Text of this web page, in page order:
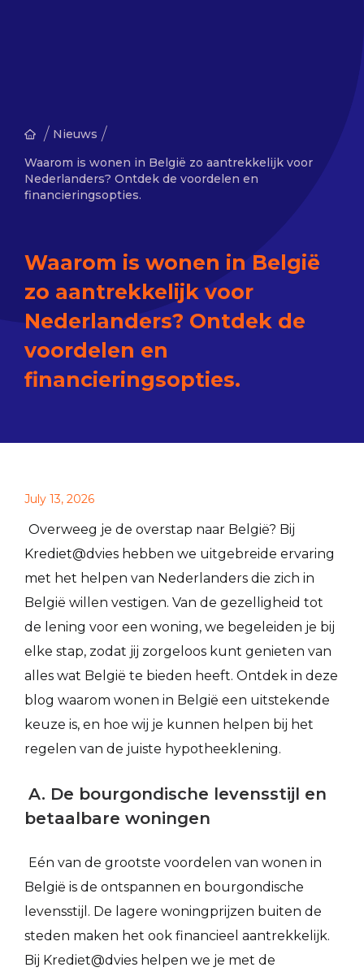
/ Nieuws /
Waarom is wonen in België zo aantrekkelijk voor
Nederlanders? Ontdek de voordelen en
financieringsopties.
Waarom is wonen in België
zo aantrekkelijk voor
Nederlanders? Ontdek de
voordelen en
financieringsopties.
July 13, 2026
Overweeg je de overstap naar België? Bij
Krediet@dvies hebben we uitgebreide ervaring
met het helpen van Nederlanders die zich in
België willen vestigen. Van de gezelligheid tot
de lening voor een woning, we begeleiden je bij
elke stap, zodat jij zorgeloos kunt genieten van
alles wat België te bieden heeft. Ontdek in deze
blog waarom wonen in België een uitstekende
keuze is, en hoe wij je kunnen helpen bij het
regelen van de juiste hypotheeklening.
A. De bourgondische levensstijl en
betaalbare woningen
Eén van de grootste voordelen van wonen in
België is de ontspannen en bourgondische
levensstijl. De lagere woningprijzen buiten de
steden maken het ook financieel aantrekkelijk.
Bij Krediet@dvies helpen we je met de